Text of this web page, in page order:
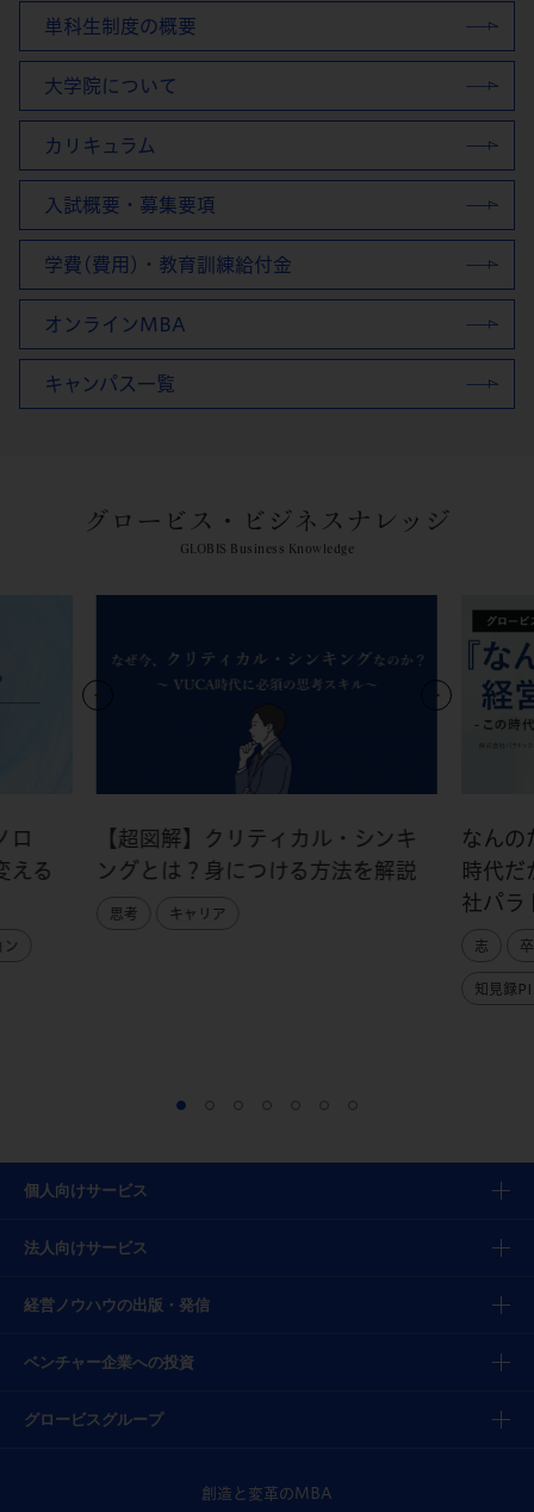
単科生制度の概要
大学院について
カリキュラム
入試概要・募集要項
学費(費用)・教育訓練給付金
オンラインMBA
キャンパス一覧
グロービス・ビジネスナレッジ
GLOBIS Business Knowledge
ロ
える
ン
【超図解】クリティカル・シンキ
ングとは？身につける方法を解説
思考 キャリア
なんの
時代だ
社パラ
志
知見録
個人向けサービス
法人向けサービス
経営ノウハウの出版・発信
ベンチャー企業への投資
グロービスグループ
創造と変革のMBA